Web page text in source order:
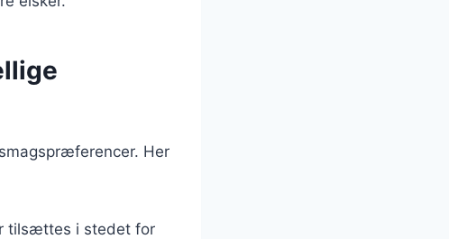
Her
tilsættes i stedet for